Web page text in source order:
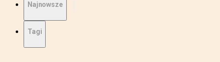
Najnowsze
Tagi